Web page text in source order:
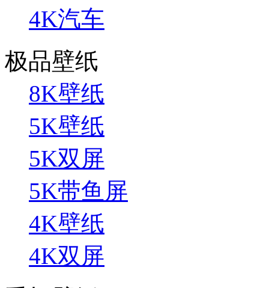
4K汽车
极品壁纸
8K壁纸
5K壁纸
5K双屏
5K带鱼屏
4K壁纸
4K双屏